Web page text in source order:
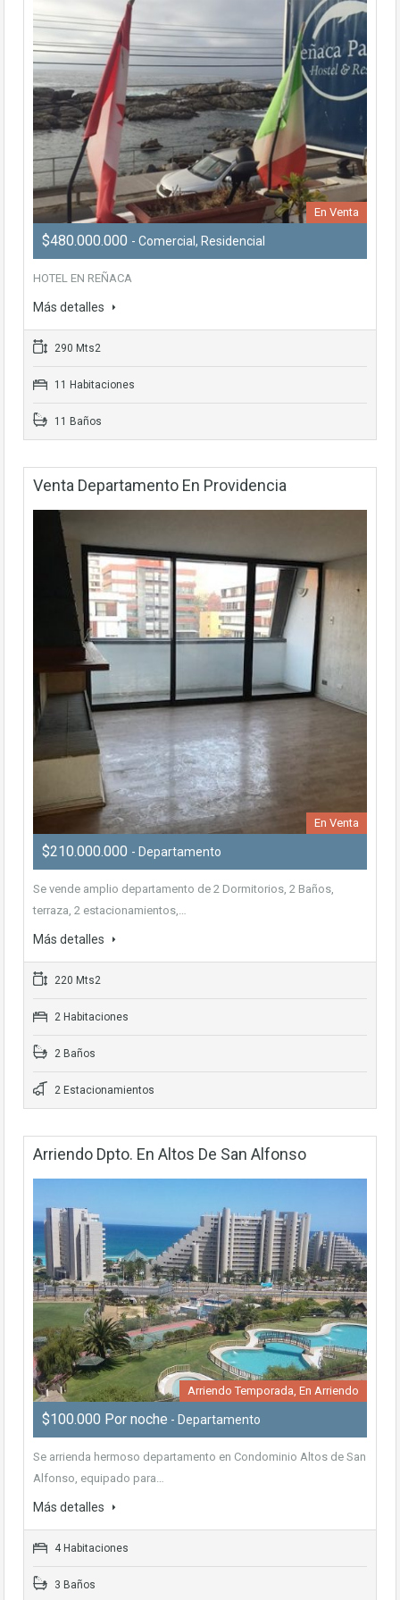
En Venta
$480.000.000 - Comercial, Residencial
HOTEL EN REÑACA
Más detalles
290 Mts2
11 Habitaciones
11 Baños
Venta Departamento En Providencia
En Venta
$210.000.000 - Departamento
Se vende amplio departamento de 2 Dormitorios, 2 Baños,
terraza, 2 estacionamientos,…
Más detalles
220 Mts2
2 Habitaciones
2 Baños
2 Estacionamientos
Arriendo Dpto. En Altos De San Alfonso
Arriendo Temporada, En Arriendo
$100.000 Por noche - Departamento
Se arrienda hermoso departamento en Condominio Altos de San
Alfonso, equipado para…
Más detalles
4 Habitaciones
3 Baños